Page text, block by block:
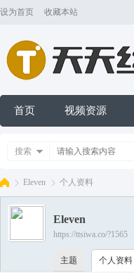
设为首页 收藏本站
首页 视频资源
搜索
›
Eleven 个人资料
Eleven
https://ttsiwa.co/?1565
主题 个人资料